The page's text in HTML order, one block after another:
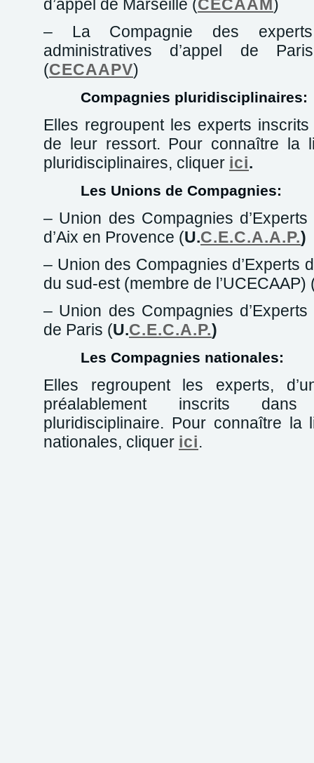
d’appel de Marseille (CECAAM)
– La Compagnie des
administratives d’appel de
(CECAAPV)
Compagnies pluridisciplinaires:
Elles regroupent les experts
de leur ressort. Pour connaître la
pluridisciplinaires, cliquer ici.
Les Unions de Compagnies:
– Union des Compagnies
d’Aix en Provence (U.C.E.C.A.A.P.)
– Union des Compagnies d’Experts
du sud-est (membre de l’UCECAAP)
– Union des Compagnies
de Paris (U.C.E.C.A.P.)
Les Compagnies nationales:
Elles regroupent les experts,
préalablement inscrits
pluridisciplinaire. Pour connaître la
nationales, cliquer ici.